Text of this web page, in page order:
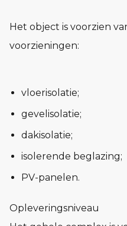
Het object is voorzien
voorzieningen:
vloerisolatie;
gevelisolatie;
dakisolatie;
isolerende beglazing;
PV-panelen.
Opleveringsniveau